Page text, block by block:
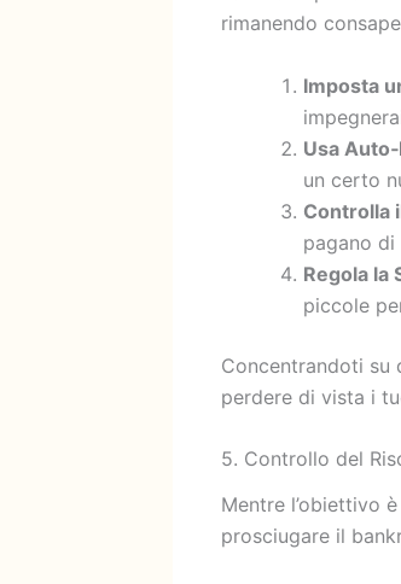
rimanendo
Imposta
Usa
un certo
Controlla
pagano di
Regola la
piccole
Concentrandoti su
perdere di vista i
5. Controllo del
Mentre l’obiettivo
prosciugare il